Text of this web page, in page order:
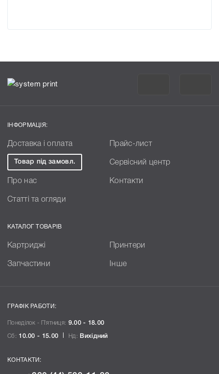
ІНФОРМАЦІЯ:
Доставка і оплата Прайс-лист
Товар під замовл. Сервісний центр
Про нас Контакти
Статті та огляди
КАТАЛОГ ТОВАРІВ
Картриджі Принтери
Запчастини Інше
ГРАФІК РАБОТИ:
Понеділок - П`ятниця: 9.00 - 18.00
Сб: 10.00 - 15.00 Нд: Вихідний
КОНТАКТИ: